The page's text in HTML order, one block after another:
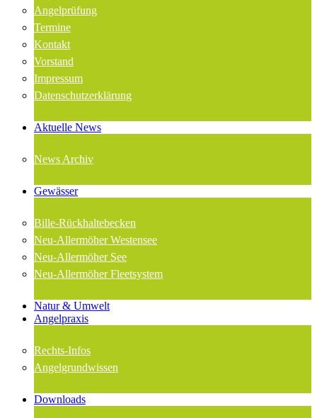
Angelprüfung
Termine
Kontakt
Vorstand
Impressum
Datenschutzerklärung
Aktuelle News
News Archiv
Gewässer
Bille-Rückhaltebecken
Neu-Allermöher Westensee
Neu-Allermöher See
Neu-Allermöher Fleetsystem
Natur & Umwelt
Angelpraxis
Rechts-Infos
Angelgrundwissen
Downloads